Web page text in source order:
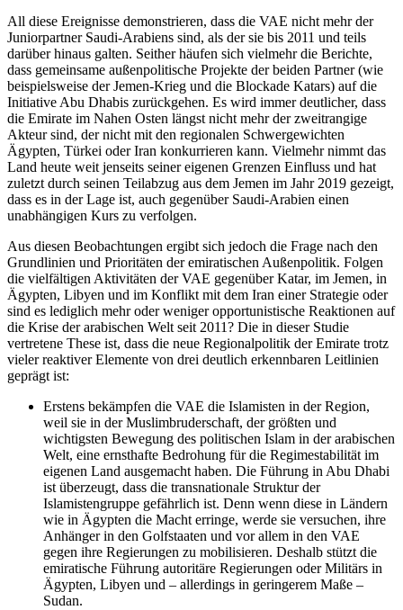
All diese Ereignisse demonstrieren, dass die VAE nicht mehr der
Juniorpartner Saudi-Arabiens sind, als der sie bis 2011 und teils
darüber hinaus galten. Seit­her häufen sich vielmehr die Berichte,
dass gemeinsame außenpolitische Projekte der beiden Partner (wie
beispielsweise der Jemen-Krieg und die Blockade Katars) auf die
Initiative Abu Dhabis zurückgehen. Es wird immer deutlicher, dass
die Emirate im Nahen Osten längst nicht mehr der zweitrangige
Akteur sind, der nicht mit den regionalen Schwergewichten
Ägypten, Türkei oder Iran konkurrieren kann. Viel­mehr nimmt das
Land heute weit jenseits seiner eige­nen Grenzen Einfluss und hat
zuletzt durch seinen Teilabzug aus dem Jemen im Jahr 2019 gezeigt,
dass es in der Lage ist, auch gegenüber Saudi-Arabien einen
unabhängigen Kurs zu verfolgen.
Aus diesen Beobachtungen ergibt sich jedoch die Frage nach den
Grundlinien und Prioritäten der emiratischen Außenpolitik. Folgen
die vielfältigen Aktivitäten der VAE gegenüber Katar, im Jemen, in
Ägypten, Libyen und im Konflikt mit dem Iran einer Strategie oder
sind es lediglich mehr oder weniger opportunistische Reaktionen auf
die Krise der arabi­schen Welt seit 2011? Die in dieser Studie
vertretene These ist, dass die neue Regionalpolitik der Emirate trotz
vieler reaktiver Elemente von drei deutlich er­kennbaren Leitlinien
geprägt ist:
Erstens bekämpfen die VAE die Islamisten in der Region,
weil sie in der Muslimbruderschaft, der größten und
wichtigsten Bewegung des politischen Islam in der arabischen
Welt, eine ernsthafte Be­drohung für die Regimestabilität im
eigenen Land ausgemacht haben. Die Führung in Abu Dhabi
ist überzeugt, dass die transnationale Struktur der
Islamistengruppe gefährlich ist. Denn wenn diese in Ländern
wie in Ägypten die Macht erringe, werde sie versuchen, ihre
Anhänger in den Golf­staaten und vor allem in den VAE
gegen ihre Re­gierungen zu mobilisieren. Deshalb stützt die
emiratische Führung autoritäre Regierungen oder Militärs in
Ägypten, Libyen und – allerdings in geringerem Maße –
Sudan.